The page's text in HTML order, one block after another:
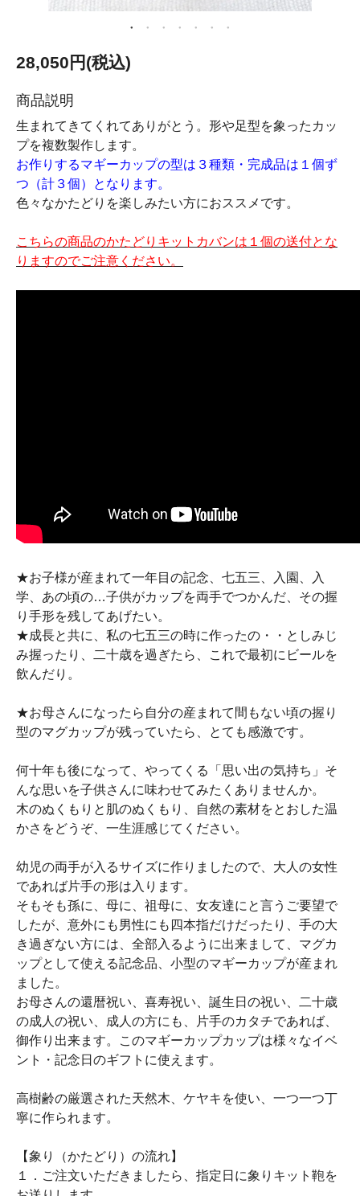
28,050円(税込)
商品説明
生まれてきてくれてありがとう。形や足型を象ったカッ
プを複数製作します。
お作りするマギーカップの型は３種類・完成品は１個ず
つ（計３個）となります。
色々なかたどりを楽しみたい方におススメです。
こちらの商品のかたどりキットカバンは１個の送付とな
りますのでご注意ください。
★お子様が産まれて一年目の記念、七五三、入園、入
学、あの頃の…子供がカップを両手でつかんだ、その握
り手形を残してあげたい。
★成長と共に、私の七五三の時に作ったの・・としみじ
み握ったり、二十歳を過ぎたら、これで最初にビールを
飲んだり。
★お母さんになったら自分の産まれて間もない頃の握り
型のマグカップが残っていたら、とても感激です。
何十年も後になって、やってくる「思い出の気持ち」そ
んな思いを子供さんに味わせてみたくありませんか。
木のぬくもりと肌のぬくもり、自然の素材をとおした温
かさをどうぞ、一生涯感じてください。
幼児の両手が入るサイズに作りましたので、大人の女性
であれば片手の形は入ります。
そもそも孫に、母に、祖母に、女友達にと言うご要望で
したが、意外にも男性にも四本指だけだったり、手の大
き過ぎない方には、全部入るように出来まして、マグカ
ップとして使える記念品、小型のマギーカップが産まれ
ました。
お母さんの還暦祝い、喜寿祝い、誕生日の祝い、二十歳
の成人の祝い、成人の方にも、片手のカタチであれば、
御作り出来ます。このマギーカップカップは様々なイベ
ント・記念日のギフトに使えます。
高樹齢の厳選された天然木、ケヤキを使い、一つ一つ丁
寧に作られます。
【象り（かたどり）の流れ】
１．ご注文いただきましたら、指定日に象りキット鞄を